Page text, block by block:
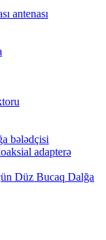
antenası
bələdçisi
adapterə
Düz Bucaq Dalğa